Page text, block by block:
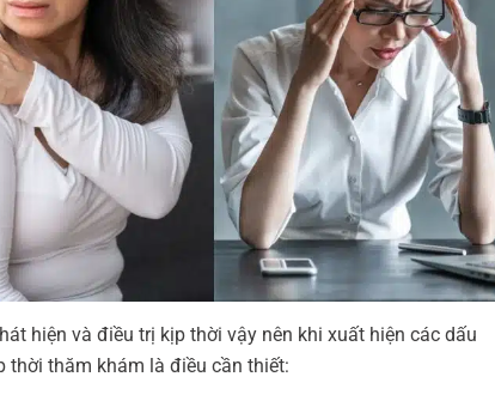
hiện và điều trị kịp thời vậy nên khi xuất hiện các dấu
thời thăm khám là điều cần thiết: